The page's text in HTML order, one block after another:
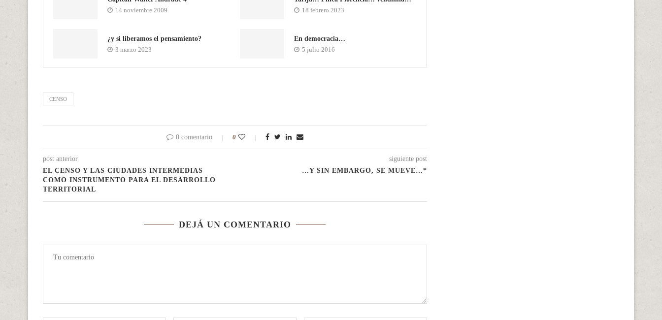
14 noviembre 2009
18 febrero 2023
¿y si liberamos el pensamiento?
3 marzo 2023
En democracia…
5 julio 2016
CENSO
0 comentario 0
post anterior
EL CENSO Y LAS CIUDADES INTERMEDIAS
COMO INSTRUMENTO PARA EL DESARROLLO
TERRITORIAL
siguiente post
…Y SIN EMBARGO, SE MUEVE…*
DEJÁ UN COMENTARIO